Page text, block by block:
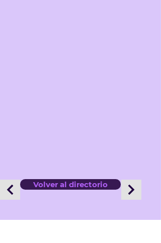
Volver al directorio